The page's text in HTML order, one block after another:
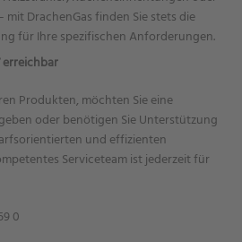
DrachenGas finden Sie stets die
für Ihre spezifischen Anforderungen.
erreichbar
Produkten, möchten Sie eine
oder benötigen Sie Unterstützung
und effizienten
Serviceteam ist jederzeit für
0